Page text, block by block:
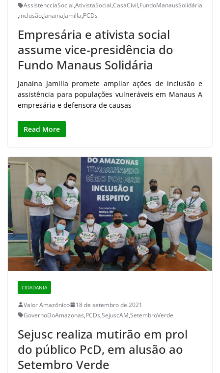
AssistencciaSocial,AtivistaSocial,CasaCivil,FundoManausSolidária
,inclusão,JanainaJamilla,PCDs
Empresária e ativista social
assume vice-presidência do
Fundo Manaus Solidária
Janaína Jamilla promete ampliar ações de inclusão e
assistência para populações vulneráveis em Manaus A
empresária e defensora de causas
Read More
CIDADANIA
Valor Amazônico
18 de setembro de 2021
GovernoDoAmazonas,PCDs,SejuscAM,SetembroVerde
Sejusc realiza mutirão em prol
do público PcD, em alusão ao
Setembro Verde